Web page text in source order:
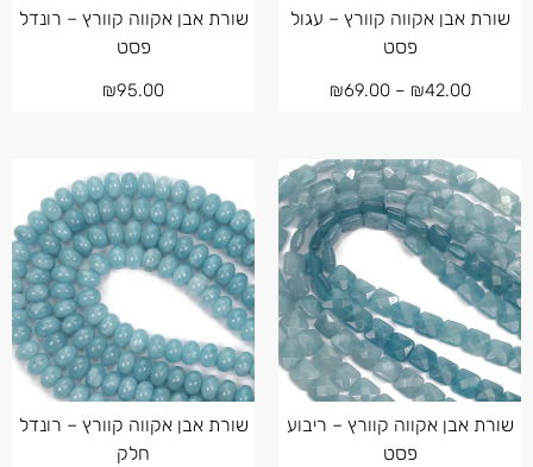
שורת אבן אקווה קוורץ – עגול
פסט
₪42.00
–
₪69.00
שורת אבן אקווה קוורץ – רונדל
פסט
₪95.00
שורת אבן אקווה קוורץ – ריבוע
פסט
שורת אבן אקווה קוורץ – רונדל
חלק